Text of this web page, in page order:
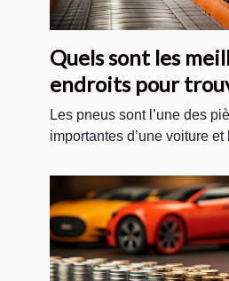
Quels sont les
endroits pour
pneus pas cher ?
Les pneus sont l’une des
importantes d’une voiture et